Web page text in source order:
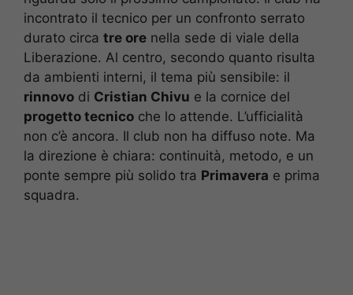
incontrato il tecnico per un confronto serrato
durato circa tre ore nella sede di viale della
Liberazione. Al centro, secondo quanto risulta
da ambienti interni, il tema più sensibile: il
rinnovo di Cristian Chivu e la cornice del
progetto tecnico che lo attende. L’ufficialità
non c’è ancora. Il club non ha diffuso note. Ma
la direzione è chiara: continuità, metodo, e un
ponte sempre più solido tra Primavera e prima
squadra.